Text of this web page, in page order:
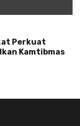
Perkuat
Kamtibmas